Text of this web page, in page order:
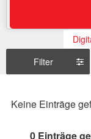
Filter
Keine Einträge
0 Einträge